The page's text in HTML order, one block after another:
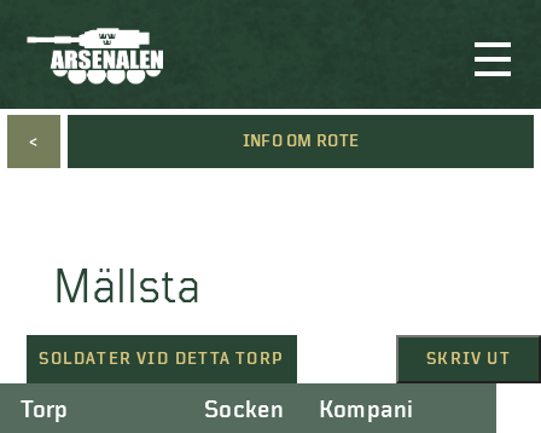
< INFO OM ROTE
Mällsta
SOLDATER VID DETTA TORP SKRIV UT
Torp Socken Kompani